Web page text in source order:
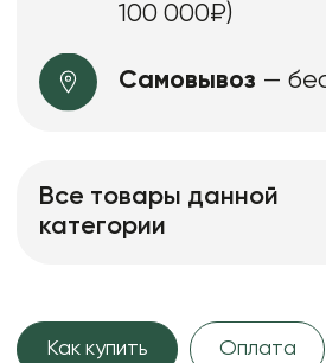
100 000₽)
Самовывоз —
Все товары данной
категории
Как купить Оплата